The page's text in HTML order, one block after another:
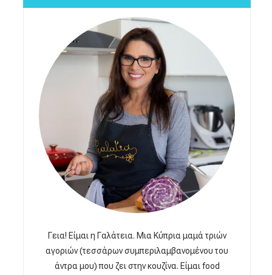
Γεια! Είμαι η Γαλάτεια. Μια Κύπρια μαμά τριών
αγοριών (τεσσάρων συμπεριλαμβανομένου του
άντρα μου) που ζει στην κουζίνα. Είμαι food